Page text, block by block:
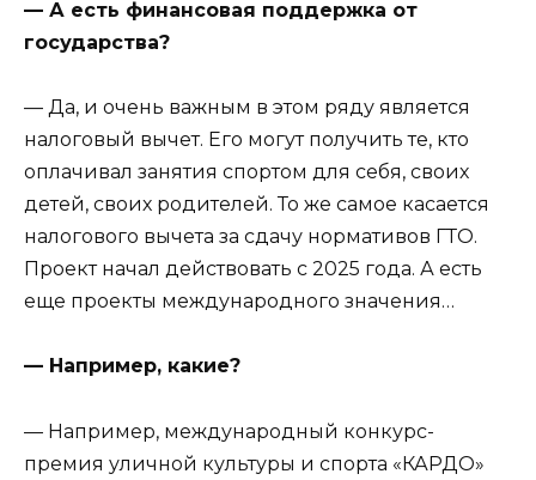
— А есть финансовая поддержка от
государства?
— Да, и очень важным в этом ряду является
налоговый вычет. Его могут получить те, кто
оплачивал занятия спортом для себя, своих
детей, своих родителей. То же самое касается
налогового вычета за сдачу нормативов ГТО.
Проект начал действовать с 2025 года. А есть
еще проекты международного значения…
— Например, какие?
— Например, международный конкурс-
премия уличной культуры и спорта «КАРДО»